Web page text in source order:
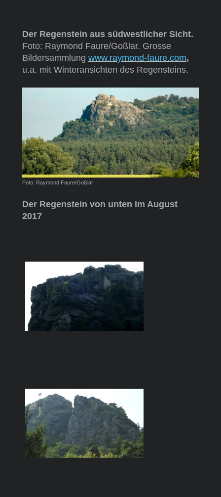
Der Regenstein aus südwestlicher Sicht.
Foto: Raymond Faure/Goßlar. Grosse
Bildersammlung www.raymond-faure.com,
u.a. mit Winteransichten des Regensteins.
Foto: Raymond Faure/Goßlar
Der Regenstein von unten im August
2017